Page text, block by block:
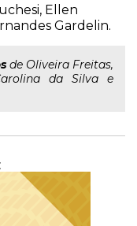
Ellen
Gardelin.
de Oliveira Freitas,
da Silva e